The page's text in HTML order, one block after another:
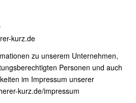
kurz.de
zu unserem Unternehmen,
Personen und auch
im Impressum unserer
kurz.de/impressum